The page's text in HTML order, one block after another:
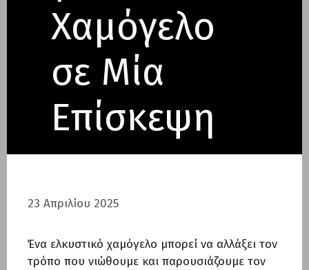
Χαμόγελο
σε Μία
Επίσκεψη
23 Απριλίου 2025
Ένα ελκυστικό χαμόγελο μπορεί να αλλάξει τον
τρόπο που νιώθουμε και παρουσιάζουμε τον